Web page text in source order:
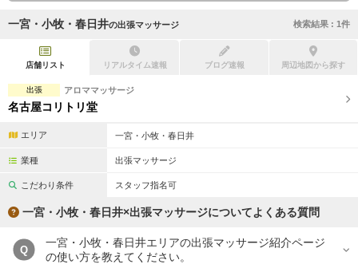
初回割引あり リピーター割引あり
団体割引
2名様歓迎
完全個室
ペアルームあり シャワー室完備
フットバスあり
一宮・小牧・春日井の出張マッサージ 検索結果 : 1件
店舗リスト リアルタイム速報 ブログ速報 周辺地図から探す
出張 アロママッサージ
名古屋コリトリ堂
エリア 一宮・小牧・春日井
業種 出張マッサージ
こだわり条件 スタッフ指名可
一宮・小牧・春日井×出張マッサージについてよくある質問
Q
一宮・小牧・春日井エリアの出張マッサージ紹介ページ
の使い方を教えてください。